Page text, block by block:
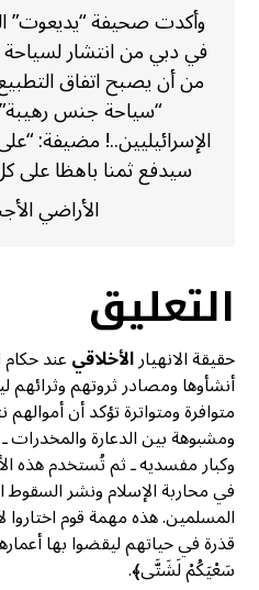
وأكدت صحيفة “يديعوت”
في دبي من انتشار
من أن يصبح اتفاق
“سياحة جنس
الإسرائيليين..! مضيفة:
سيدفع ثمنا باهظا على
الأراضي
التعليق
حقيقة الانهيارالأخلاقيعند
أنشأوها ومصادر ثروتهم
متوافرة ومتواترة تؤكد أن
ومشبوهة بين الدعارة
وكبار مفسديه ـ ثم تُستخدم هذه
في محاربة الإسلام ونشر السقوط
المسلمين. هذه مهمة قوم
قذرة في حياتهم ليقضوا بها
سَعْيَكُمْ لَشَتَّى﴾.